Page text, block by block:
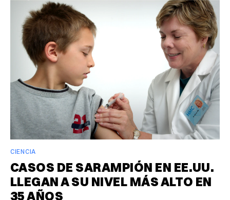
CIENCIA
CASOS DE SARAMPIÓN EN EE.UU.
LLEGAN A SU NIVEL MÁS ALTO EN
35 AÑOS